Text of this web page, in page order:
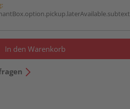
In den Warenkorb